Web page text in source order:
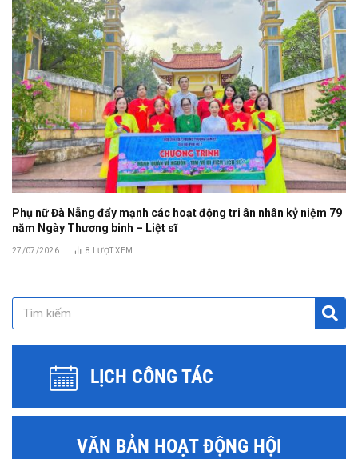
Phụ nữ Đà Nẵng đẩy mạnh các hoạt động tri ân nhân kỷ niệm 79
năm Ngày Thương binh – Liệt sĩ
27/07/2026 8 LƯỢT XEM
LỊCH CÔNG TÁC
VĂN BẢN HOẠT ĐỘNG HỘI